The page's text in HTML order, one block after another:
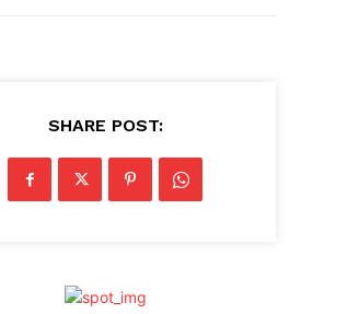
SHARE POST: